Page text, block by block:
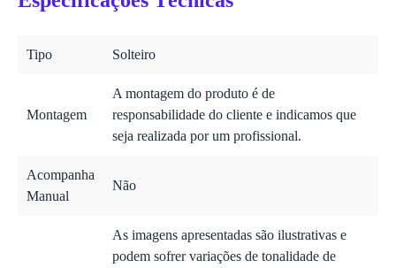
Tipo Solteiro
Montagem
A montagem do produto é de
responsabilidade do cliente e indicamos que
seja realizada por um profissional.
Acompanha
Manual
Não
As imagens apresentadas são ilustrativas e
podem sofrer variações de tonalidade de